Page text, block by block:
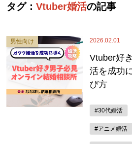
タグ：Vtuber婚活の記事
2026.02.01
男性向け
Vtuber好
活を成功
び方
#30代婚活
#アニメ婚活